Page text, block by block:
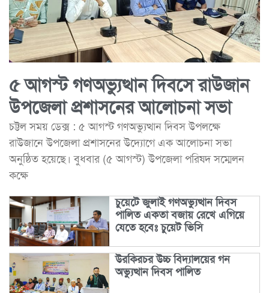
৫ আগস্ট গণঅভ্যুত্থান দিবসে রাউজান
উপজেলা প্রশাসনের আলোচনা সভা
চট্টল সময় ডেক্স : ৫ আগস্ট গণঅভ্যুত্থান দিবস উপলক্ষে
রাউজানে উপজেলা প্রশাসনের উদ্যোগে এক আলোচনা সভা
অনুষ্ঠিত হয়েছে। বুধবার (৫ আগস্ট) উপজেলা পরিষদ সম্মেলন
কক্ষে
চুয়েটে জুলাই গণঅভ্যুত্থান দিবস
পালিত একতা বজায় রেখে এগিয়ে
যেতে হবেঃ চুয়েট ভিসি
উরকিরচর উচ্চ বিদ্যালয়ের গন
অভ্যুত্থান দিবস পালিত